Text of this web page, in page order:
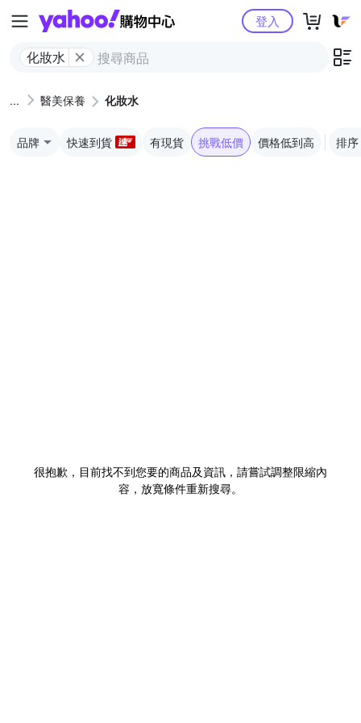
Yahoo購物中心
化妝水
登入
醫美保養 化妝水
品牌 快速到貨 有現貨 挑戰低價 價格低到高 排序
很抱歉，目前找不到您要的商品及資訊，請嘗試調整限縮內
容，放寬條件重新搜尋。